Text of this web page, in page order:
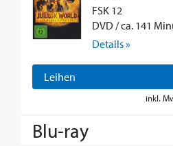
FSK 12
DVD / ca. 141
Details »
Leihen
inkl.
Blu-ray